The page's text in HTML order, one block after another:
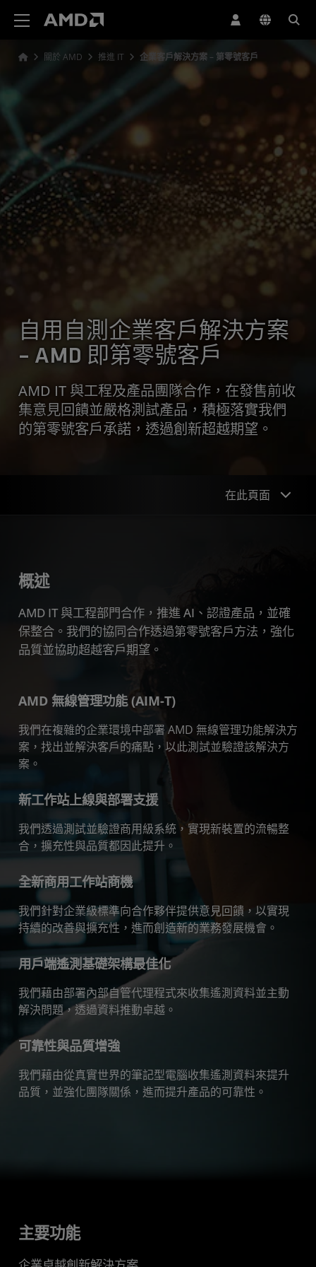
關於 AMD 推進 IT 企業客戶解決方案 – 第零號客戶
自用自測企業客戶解決方案
– AMD 即第零號客戶
AMD IT 與工程及產品團隊合作，在發售前收
集意見回饋並嚴格測試產品，積極落實我們
的第零號客戶承諾，透過創新超越期望。
在此頁面
概述
AMD IT 與工程部門合作，推進 AI、認證產品，並確
保整合。我們的協同合作透過第零號客戶方法，強化
品質並協助超越客戶期望。
AMD 無線管理功能 (AIM-T)
我們在複雜的企業環境中部署 AMD 無線管理功能解決方
案，找出並解決客戶的痛點，以此測試並驗證該解決方
案。
新工作站上線與部署支援
我們透過測試並驗證商用級系統，實現新裝置的流暢整
合，擴充性與品質都因此提升。
全新商用工作站商機
我們針對企業級標準向合作夥伴提供意見回饋，以實現
持續的改善與擴充性，進而創造新的業務發展機會。
用戶端遙測基礎架構最佳化
我們藉由部署內部自管代理程式來收集遙測資料並主動
解決問題，透過資料推動卓越。
可靠性與品質增強
我們藉由從真實世界的筆記型電腦收集遙測資料來提升
品質，並強化團隊關係，進而提升產品的可靠性。
主要功能